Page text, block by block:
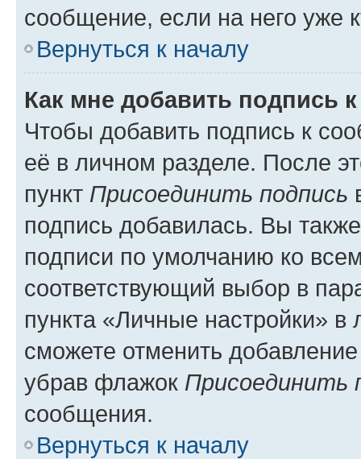
сообщение, если на него уже
Вернуться к началу
Как мне добавить подпись
Чтобы добавить подпись к
её в личном разделе. После
пункт Присоединить подпись
подпись добавилась. Вы
подписи по умолчанию ко
соответствующий выбор в
пункта «Личные настройки»
сможете отменить
убрав флажок Присоединить
сообщения.
Вернуться к началу